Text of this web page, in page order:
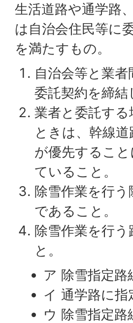
生活道路や通学路
は自治会住民等に
を満たすもの。
自治会等と業
委託契約を締
業者と委託す
ときは、幹線
が優先するこ
ていること。
除雪作業を行
であること。
除雪作業を行
と。
ア 除雪指定
イ 通学路に
ウ 除雪指定